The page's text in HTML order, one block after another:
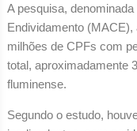
A pesquisa,
Endividamento
milhões de CPFs com
total, aproximadamente
fluminense.
Segundo o estudo,